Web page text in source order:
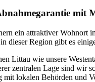
mit
ein attraktiver Wohnort
dieser Region gibt es
Littau wie unsere
zentralen Lage sind wir
mit lokalen Behörden und